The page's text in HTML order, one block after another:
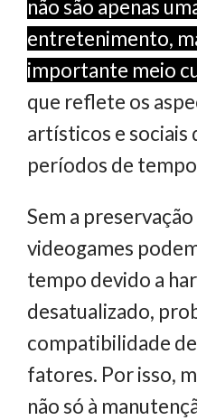
não são apenas
entretenimento,
importante meio
que reflete os
artísticos e sociais
períodos de
Sem a
videogames
tempo devido a
desatualizado,
compatibilidade
fatores. Por isso,
não só à